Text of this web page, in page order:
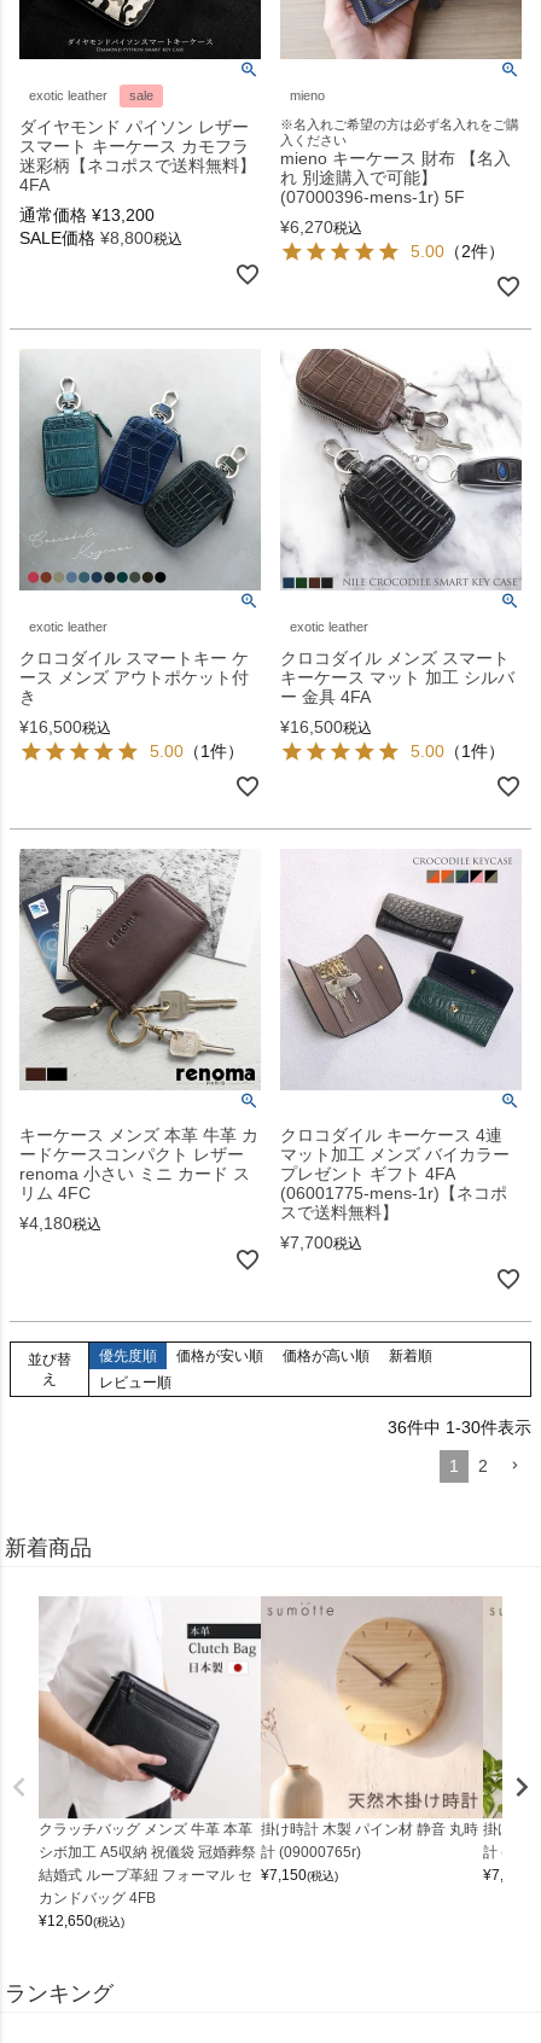
exotic leather sale
ダイヤモンド パイソン レザー
スマート キーケース カモフラ
迷彩柄【ネコポスで送料無料】
4FA
通常価格 ¥13,200
SALE価格 ¥8,800税込
mieno
※名入れご希望の方は必ず名入れをご購
入ください
mieno キーケース 財布 【名入
れ 別途購入で可能】
(07000396-mens-1r) 5F
¥6,270税込
5.00 （2件）
exotic leather
クロコダイル スマートキー ケ
ース メンズ アウトポケット付
き
¥16,500税込
5.00 （1件）
exotic leather
クロコダイル メンズ スマート
キーケース マット 加工 シルバ
ー 金具 4FA
¥16,500税込
5.00 （1件）
キーケース メンズ 本革 牛革 カ
ードケースコンパクト レザー
renoma 小さい ミニ カード ス
リム 4FC
¥4,180税込
クロコダイル キーケース 4連
マット加工 メンズ バイカラー
プレゼント ギフト 4FA
(06001775-mens-1r)【ネコポ
スで送料無料】
¥7,700税込
並び替
え
優先度順 価格が安い順 価格が高い順
新着順
レビュー順
36件中 1-30件表示
1
2
新着商品
クラッチバッグ メンズ 牛革 本革
シボ加工 A5収納 祝儀袋 冠婚葬祭
結婚式 ループ革紐 フォーマル セ
カンドバッグ 4FB
¥12,650(税込)
掛け時計 木製 パイン材 静音 丸時
計 (09000765r)
¥7,150(税込)
掛け時
計
¥7,150
ランキング